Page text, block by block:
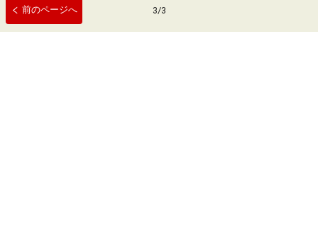
前のページへ 3/3